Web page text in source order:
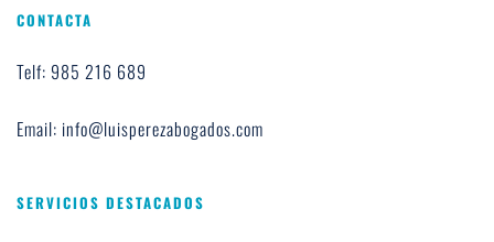
CONTACTA
Telf: 985 216 689
Email: info@luisperezabogados.com
SERVICIOS DESTACADOS